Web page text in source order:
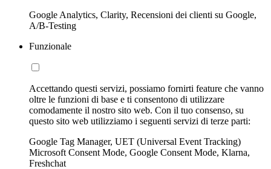
Google Analytics, Clarity, Recensioni dei clienti su Google,
A/B-Testing
Funzionale
Accettando questi servizi, possiamo fornirti feature che vanno
oltre le funzioni di base e ti consentono di utilizzare
comodamente il nostro sito web. Con il tuo consenso, su
questo sito web utilizziamo i seguenti servizi di terze parti:
Google Tag Manager, UET (Universal Event Tracking)
Microsoft Consent Mode, Google Consent Mode, Klarna,
Freshchat